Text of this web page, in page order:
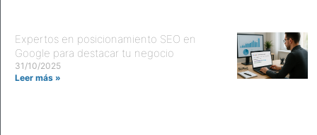
Expertos en posicionamiento SEO en
Google para destacar tu negocio
31/10/2025
Leer más »